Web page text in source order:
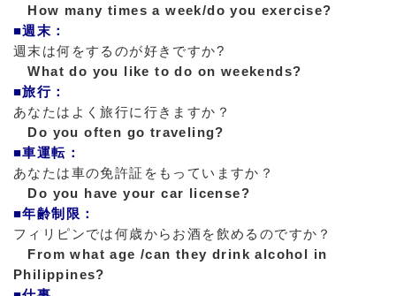
How many times a week/do you exercise?
■週末：
週末は何をするのが好きですか?
What do you like to do on weekends?
■旅行：
あなたはよく旅行に行きますか？
Do you often go traveling?
■車運転：
あなたは車の免許証をもっていますか？
Do you have your car license?
■年齢制限：
フィリピンでは何歳からお酒を飲めるのですか？
From what age /can they drink alcohol in
Philippines?